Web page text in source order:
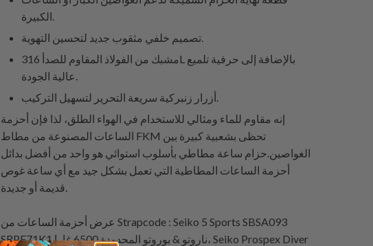
الكبيرة.
تصميم خلفي مثقوب جديد لتحسين التهوية.
مشبك من الفولاذ المقاوم للصدأ 316L بالإضافة إلى حرفية تلميع
عالية الجودة.
أزرار زنبركية سريعة التحرير لتسهيل التركيب.
إنه مقاوم للماء ومثالي للاستخدام في الهواء الطلق، لذا فإن أحزمة
الساعات المصنوعة من مطاط FKM تحظى بشعبية كبيرة بين
الغواصين.حزام ساعة مطاطي بأسلوب استوائي هو واحد من أفضل بدائل
أحزمة الساعات المطاطية التي تعمل بشكل جيد مع أي ساعة غوص
قديمة أو جديدة.
Strapcode : Seiko 5 Sports SBSA093
SRPF71K1 ناروتو & بوروتو المحدودة 6500 غارا، Seiko Prospex Diver